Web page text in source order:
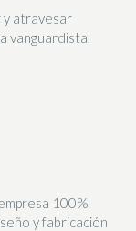
y atravesar
vanguardista,
100%
y fabricación